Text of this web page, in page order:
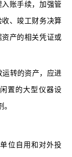
账手续，加强管
、竣工财务决算
产的相关凭证或
转的资产，应进
置的大型仪器设
位自用和对外投